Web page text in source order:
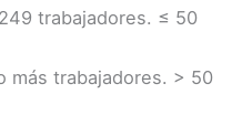
trabajadores. ≤ 50
más trabajadores. > 50